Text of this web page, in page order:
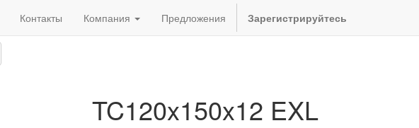
Контакты Компания Предложения Зарегистрируйтесь
TC120x150x12 EXL